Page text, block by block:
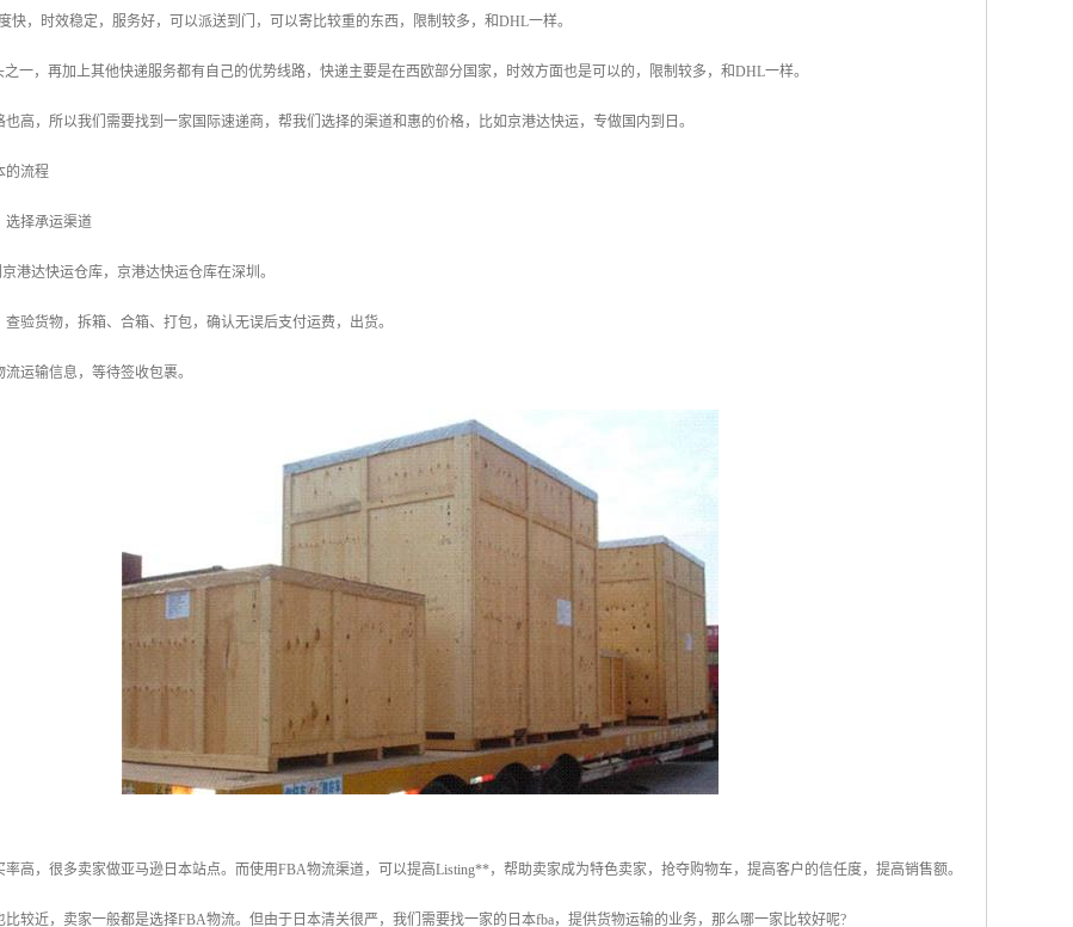
快，时效稳定，服务好，可以派送到门，可以寄比较重的东西，限制较多，和DHL一样。
一，再加上其他快递服务都有自己的优势线路，快递主要是在西欧部分国家，时效方面也是可以的，限制较多，和DHL一样。
也高，所以我们需要找到一家国际速递商，帮我们选择的渠道和惠的价格，比如京港达快运，专做国内到日。
的流程
选择承运渠道
港达快运仓库，京港达快运仓库在深圳。
验货物，拆箱、合箱、打包，确认无误后支付运费，出货。
运输信息，等待签收包裹。
率高，很多卖家做亚马逊日本站点。而使用FBA物流渠道，可以提高Listing**，帮助卖家成为特色卖家，抢夺购物车，提高客户的信任度，提高销售额。
比较近，卖家一般都是选择FBA物流。但由于日本清关很严，我们需要找一家的日本fba，提供货物运输的业务，那么哪一家比较好呢?